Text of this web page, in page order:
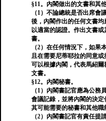
§11。內閣做出的文書和其他
（1）不論總統是否出席會
後，內閣作出的任何文書
以適當的認證。作出文書
書。
（2）在任何情況下，如果
且在需要尼蒂耶拉的同意
可以根據內閣，代表馬紹
文書。
§12。內閣秘書。
（1）內閣書記官應為公務
會議記錄，並將內閣的決
其可能需要的秘書和其他職
（2）內閣書記官有責任提